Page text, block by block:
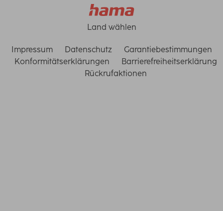
Land wählen
Impressum Datenschutz
Garantiebestimmungen
Konformitätserklärungen
Barrierefreiheitserklärung
Rückrufaktionen